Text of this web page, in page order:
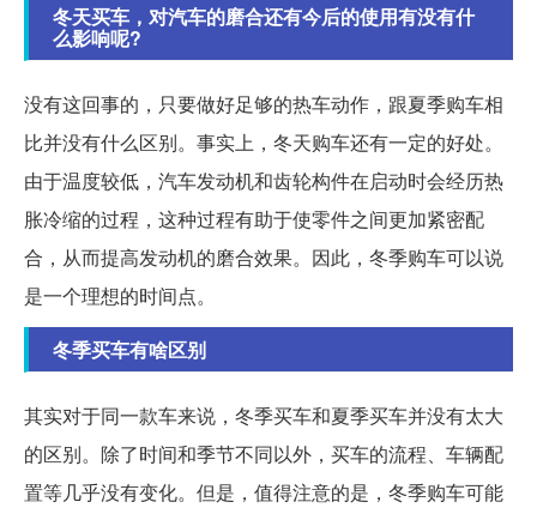
冬天买车，对汽车的磨合还有今后的使用有没有什
么影响呢?
没有这回事的，只要做好足够的热车动作，跟夏季购车相
比并没有什么区别。事实上，冬天购车还有一定的好处。
由于温度较低，汽车发动机和齿轮构件在启动时会经历热
胀冷缩的过程，这种过程有助于使零件之间更加紧密配
合，从而提高发动机的磨合效果。因此，冬季购车可以说
是一个理想的时间点。
冬季买车有啥区别
其实对于同一款车来说，冬季买车和夏季买车并没有太大
的区别。除了时间和季节不同以外，买车的流程、车辆配
置等几乎没有变化。但是，值得注意的是，冬季购车可能